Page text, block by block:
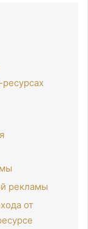
рекламы
от